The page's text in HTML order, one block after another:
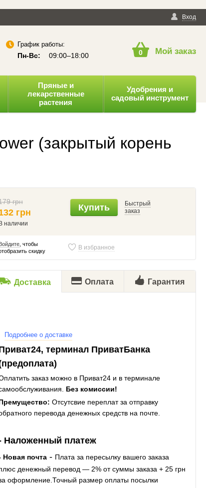
Вход
График работы:
Пн-Вс: 09:00–18:00 0 Мой заказ
Пряные и
лекарственные
растения
Удобрения и
садовый инструмент
(закрытый корень
грн
грн
В наличии
Купить
Быстрый
заказ
Войдите, чтобы
скидку
В избранное
Доставка Оплата Гарантия
Подробнее о доставке
терминал ПриватБанка
заказ можно в Приват24 и в терминале
Без комиссии!
Отсутсвие переплат за отправку
перевода денежных средств на почте.
Наложенный платеж
Новая почта- Плата за пересылку вашего заказа
денежный перевод — 2% от суммы заказа + 25 грн
оформление.Точный размер оплаты посылки